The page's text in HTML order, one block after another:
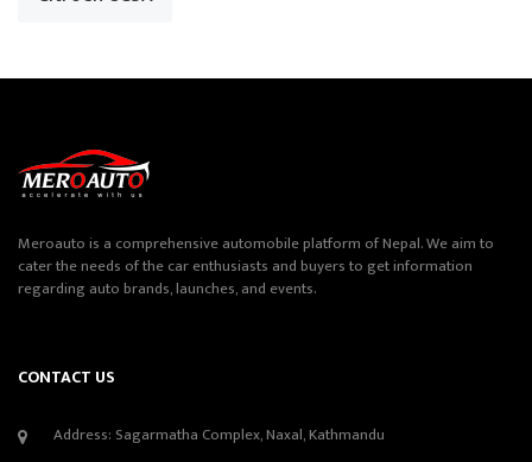
Meroauto is a comprehensive automobile platform of Nepal. We aim to
cater the needs of the car enthusiasts and buyers to get information
regarding auto brands, launches, and events.
CONTACT US
Address: Sagarmatha Complex, Naxal, Kathmandu